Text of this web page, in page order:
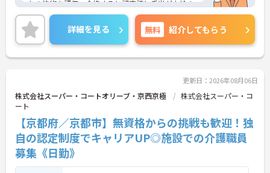
たの技術を評価。合格すると認定証と手当が支給さ
れます。
◆スタッフ同士の繋がりを大切にするため「サンク
スバッジ」という素敵な制度を導入しています。ス
マホやパソコンから、部署や施設を超えた仲間に
「ありがとう」のバッジを送り合う仕組みで、毎月
些細なことでも感謝を伝え合い、認め合えるため、
風通しが良くとてもあたたかい雰囲気の職場です。
また、「もっとこうしたら良くなるかも！」という
目から誰でもいくつでも提案できる「フジキャタ提
案」制度があり、毎月役員がすべての提案に目を通
します。自分の気づきが実際のサービス向上につな
がるため、やりがいを持って仕事に取り組めます。
詳細を見る 無料 紹介してもらう
更新日：2026年08月06日
株式会社スーパー・コートオリーブ・京西京極
株式会社スーパー・コ
ート
【京都府／京都市】無資格からの挑戦も歓迎！独
自の認定制度でキャリアUP◎施設での介護職員
募集《日勤》